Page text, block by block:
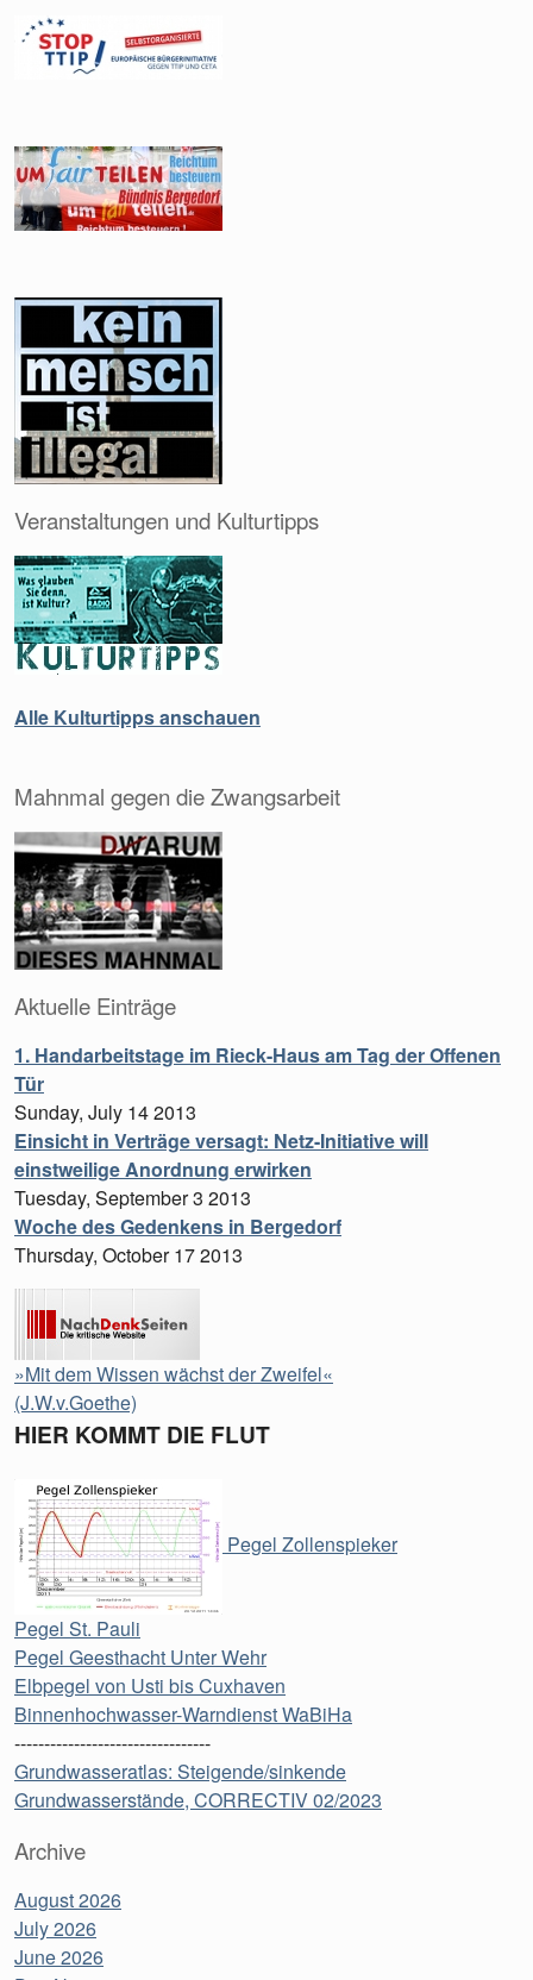
Veranstaltungen und Kulturtipps
Alle Kulturtipps anschauen
Mahnmal gegen die Zwangsarbeit
Aktuelle Einträge
1. Handarbeitstage im Rieck-Haus am Tag der Offenen
Tür
Sunday, July 14 2013
Einsicht in Verträge versagt: Netz-Initiative will
einstweilige Anordnung erwirken
Tuesday, September 3 2013
Woche des Gedenkens in Bergedorf
Thursday, October 17 2013
»Mit dem Wissen wächst der Zweifel«
(J.W.v.Goethe)
HIER KOMMT DIE FLUT
Pegel Zollenspieker
Pegel St. Pauli
Pegel Geesthacht Unter Wehr
Elbpegel von Usti bis Cuxhaven
Binnenhochwasser-Warndienst WaBiHa
---------------------------------
Grundwasseratlas: Steigende/sinkende
Grundwasserstände, CORRECTIV 02/2023
Archive
August 2026
July 2026
June 2026